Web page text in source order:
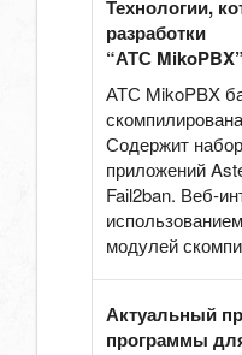
Технологии,
разработки
“АТС MikoPBX”
АТС MikoPBX
Содержит
приложений
Fail2ban. Веб-
модулей
Актуальный
программы